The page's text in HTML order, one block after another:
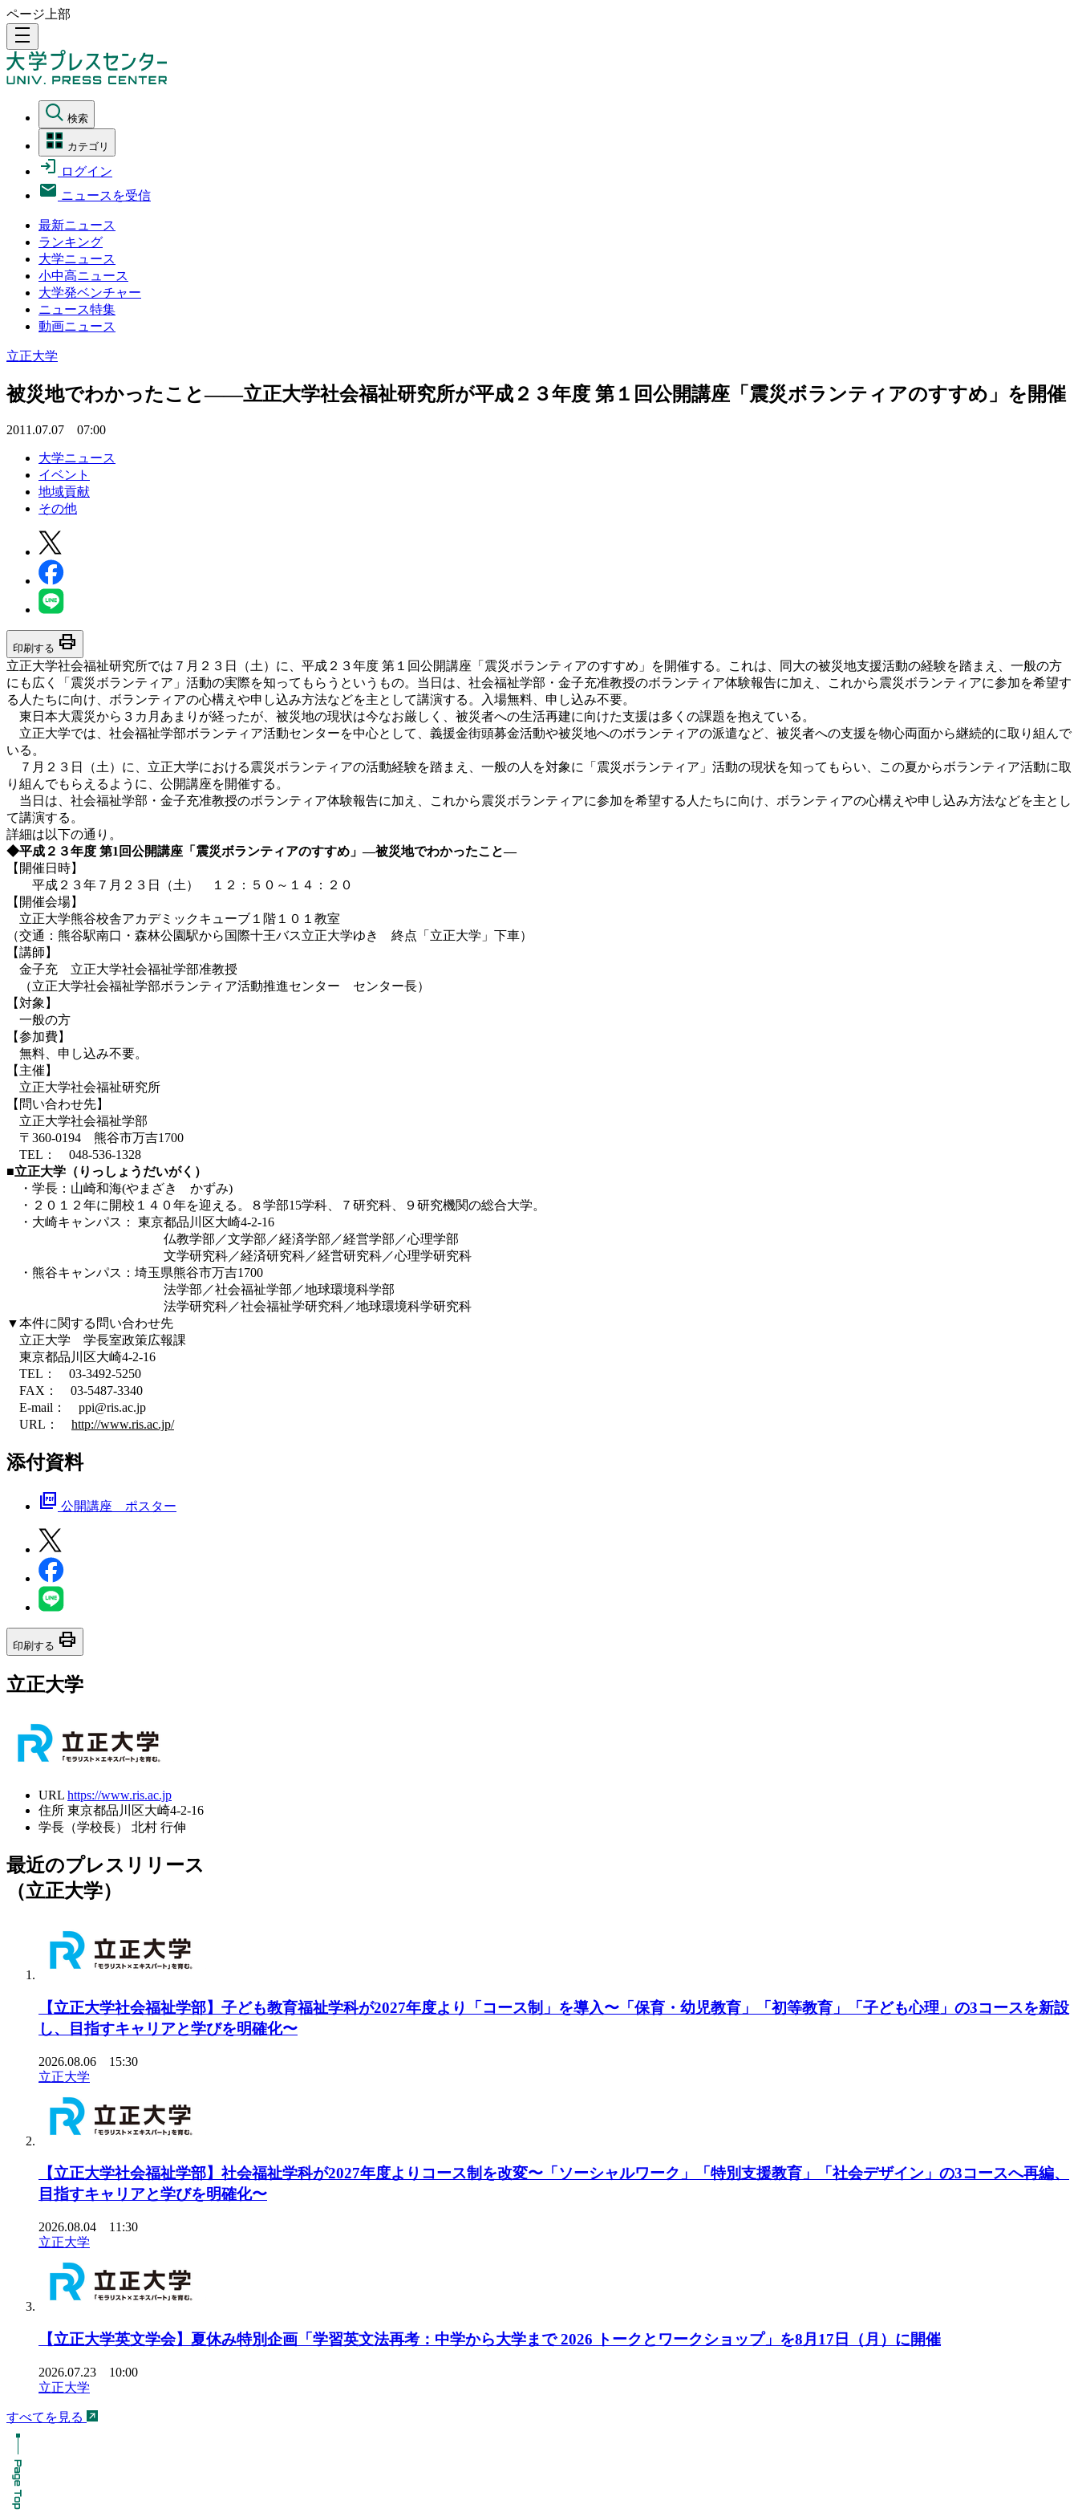
ページ上部
density_medium
検索
カテゴリ
ログイン
ニュースを受信
最新ニュース
ランキング
大学ニュース
小中高ニュース
大学発ベンチャー
ニュース特集
動画ニュース
立正大学
被災地でわかったこと――立正大学社会福祉研究所が平成２３年度 第１回公開講座「震災ボランティアのすすめ」を開催
2011.07.07 07:00
大学ニュース
イベント
地域貢献
その他
印刷する print
立正大学社会福祉研究所では７月２３日（土）に、平成２３年度 第１回公開講座「震災ボランティアのすすめ」を開催する。これは、同大の被災地支援活動の経験を踏まえ、一般の方
にも広く「震災ボランティア」活動の実際を知ってもらうというもの。当日は、社会福祉学部・金子充准教授のボランティア体験報告に加え、これから震災ボランティアに参加を希望す
る人たちに向け、ボランティアの心構えや申し込み方法などを主として講演する。入場無料、申し込み不要。
東日本大震災から３カ月あまりが経ったが、被災地の現状は今なお厳しく、被災者への生活再建に向けた支援は多くの課題を抱えている。
立正大学では、社会福祉学部ボランティア活動センターを中心として、義援金街頭募金活動や被災地へのボランティアの派遣など、被災者への支援を物心両面から継続的に取り組んで
いる。
７月２３日（土）に、立正大学における震災ボランティアの活動経験を踏まえ、一般の人を対象に「震災ボランティア」活動の現状を知ってもらい、この夏からボランティア活動に取
り組んでもらえるように、公開講座を開催する。
当日は、社会福祉学部・金子充准教授のボランティア体験報告に加え、これから震災ボランティアに参加を希望する人たちに向け、ボランティアの心構えや申し込み方法などを主とし
て講演する。
詳細は以下の通り。
◆平成２３年度 第1回公開講座「震災ボランティアのすすめ」―被災地でわかったこと―
【開催日時】
平成２３年７月２３日（土） １２：５０～１４：２０
【開催会場】
立正大学熊谷校舎アカデミックキューブ１階１０１教室
（交通：熊谷駅南口・森林公園駅から国際十王バス立正大学ゆき 終点「立正大学」下車）
【講師】
金子充 立正大学社会福祉学部准教授
（立正大学社会福祉学部ボランティア活動推進センター センター長）
【対象】
一般の方
【参加費】
無料、申し込み不要。
【主催】
立正大学社会福祉研究所
【問い合わせ先】
立正大学社会福祉学部
〒360-0194 熊谷市万吉1700
TEL： 048-536-1328
■立正大学（りっしょうだいがく）
・学長：山崎和海(やまざき かずみ)
・２０１２年に開校１４０年を迎える。８学部15学科、７研究科、９研究機関の総合大学。
・大崎キャンパス： 東京都品川区大崎4-2-16
仏教学部／文学部／経済学部／経営学部／心理学部
文学研究科／経済研究科／経営研究科／心理学研究科
・熊谷キャンパス：埼玉県熊谷市万吉1700
法学部／社会福祉学部／地球環境科学部
法学研究科／社会福祉学研究科／地球環境科学研究科
▼本件に関する問い合わせ先
立正大学 学長室政策広報課
東京都品川区大崎4-2-16
TEL： 03-3492-5250
FAX： 03-5487-3340
E-mail： ppi@ris.ac.jp
URL： http://www.ris.ac.jp/
添付資料
picture_as_pdf 公開講座 ポスター
印刷する print
立正大学
URL https://www.ris.ac.jp
住所 東京都品川区大崎4-2-16
学長（学校長）
北村 行伸
最近のプレスリリース
（立正大学）
【立正大学社会福祉学部】子ども教育福祉学科が2027年度より「コース制」を導入〜「保育・幼児教育」「初等教育」「子ども心理」の3コースを新設
し、目指すキャリアと学びを明確化〜
2026.08.06 15:30
立正大学
【立正大学社会福祉学部】社会福祉学科が2027年度よりコース制を改変〜「ソーシャルワーク」「特別支援教育」「社会デザイン」の3コースへ再編、
目指すキャリアと学びを明確化〜
2026.08.04 11:30
立正大学
【立正大学英文学会】夏休み特別企画「学習英文法再考：中学から大学まで 2026 トークとワークショップ」を8月17日（月）に開催
2026.07.23 10:00
立正大学
すべてを見る